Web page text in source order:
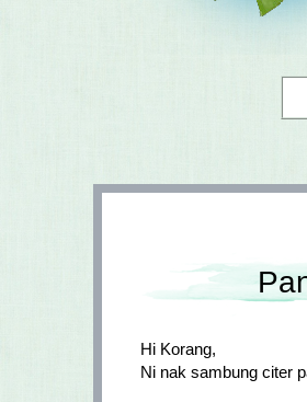
Hi Korang,
Ni nak sambung citer